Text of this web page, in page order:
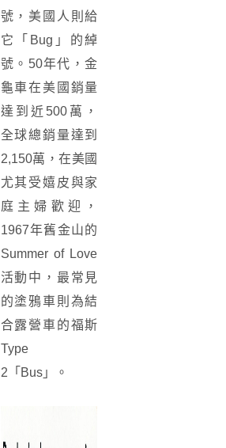
號，美國人則給
它「Bug」的綽
號。50年代，金
龜車在美國銷量
達到近500萬，
全球總銷量達到
2,150萬，在美國
尤其受嬉皮與家
庭主婦歡迎，
1967年舊金山的
Summer of Love
活動中，最常見
的塗鴉車則為結
合露營車的福斯
Type
2「Bus」。